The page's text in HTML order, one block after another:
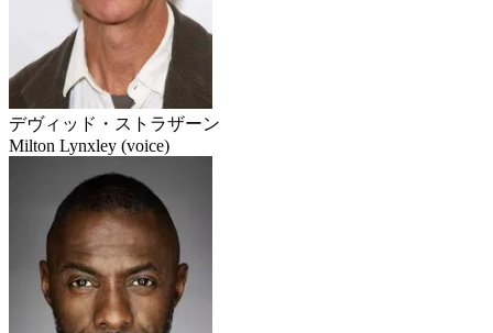
デヴィッド・ストラザーン
Milton Lynxley (voice)